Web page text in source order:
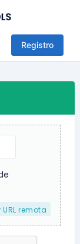
Registro
URL remota